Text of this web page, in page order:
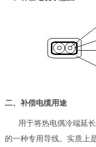
二、补偿电缆用途
用于将热电偶冷端延长
的一种专用导线。实质上